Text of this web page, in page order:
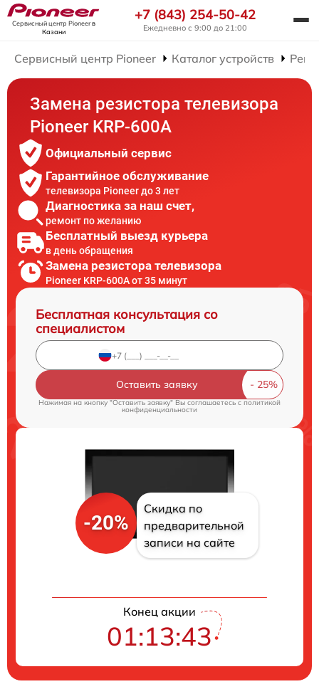
Сервисный центр Pioneerв
Казани
+7 (843) 254-50-42
Ежедневно с 9:00 до 21:00
Сервисный центр Pioneer Каталог устройств
Замена резистора телевизора
Pioneer KRP-600A
Официальный сервис
Гарантийное обслуживание
телевизора Pioneer до 3 лет
Диагностика за наш счет,
ремонт по желанию
Бесплатный выезд курьера
в день обращения
Замена резистора телевизора
Pioneer KRP-600A от 35 минут
Бесплатная консультация со
специалистом
Оставить заявку
Нажимая на кнопку "Оставить заявку" Вы соглашаетесь c политикой
конфиденциальности
-20%
Скидка по
предварительной
записи на сайте
Конец акции
01:13:42